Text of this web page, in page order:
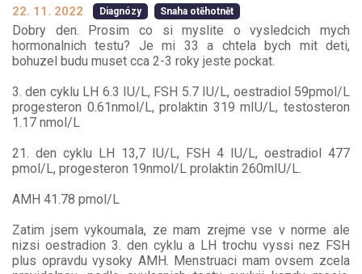
22. 11. 2022 Diagnózy Snaha otěhotnět
Dobry den. Prosim co si myslite o vysledcich mych
hormonalnich testu? Je mi 33 a chtela bych mit deti,
bohuzel budu muset cca 2-3 roky jeste pockat.
3. den cyklu LH 6.3 IU/L, FSH 5.7 IU/L, oestradiol 59pmol/L
progesteron 0.61nmol/L, prolaktin 319 mIU/L, testosteron
1.17 nmol/L
21. den cyklu LH 13,7 IU/L, FSH 4 IU/L, oestradiol 477
pmol/L, progesteron 19nmol/L prolaktin 260mIU/L.
AMH 41.78 pmol/L
Zatim jsem vykoumala, ze mam zrejme vse v norme ale
nizsi oestradion 3. den cyklu a LH trochu vyssi nez FSH
plus opravdu vysoky AMH. Menstruaci mam ovsem zcela